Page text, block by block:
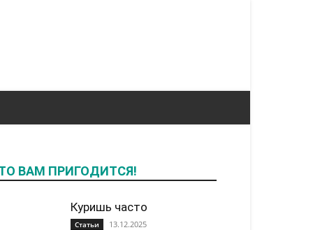
ВАМ ПРИГОДИТСЯ!
Куришь часто
Статьи 13.12.2025